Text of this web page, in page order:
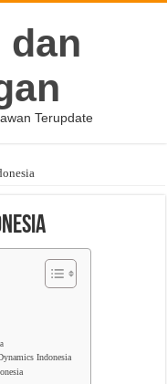
dan
Terupdate
Indonesia